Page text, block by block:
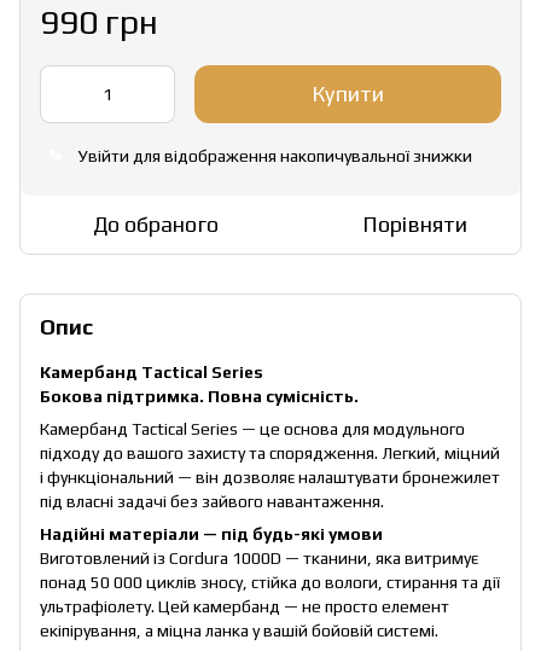
990 грн
Купити
Увійти для відображення накопичувальної знижки
До обраного Порівняти
Опис
Камербанд Tactical Series
Бокова підтримка. Повна сумісність.
Камербанд Tactical Series — це основа для модульного
підходу до вашого захисту та спорядження. Легкий, міцний
і функціональний — він дозволяє налаштувати бронежилет
під власні задачі без зайвого навантаження.
Надійні матеріали — під будь-які умови
Виготовлений із Cordura 1000D — тканини, яка витримує
понад 50 000 циклів зносу, стійка до вологи, стирання та дії
ультрафіолету. Цей камербанд — не просто елемент
екіпірування, а міцна ланка у вашій бойовій системі.